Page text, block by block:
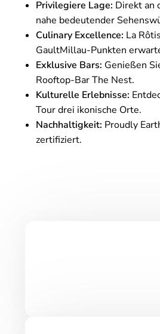
Privilegiere Lage: Direkt an
nahe bedeutender
Culinary Excellence: La
GaultMillau-Punkten
Exklusive Bars: Genießen
Rooftop-Bar The Nest.
Kulturelle Erlebnisse:
Tour drei ikonische Orte.
Nachhaltigkeit: Proudly
zertifiziert.